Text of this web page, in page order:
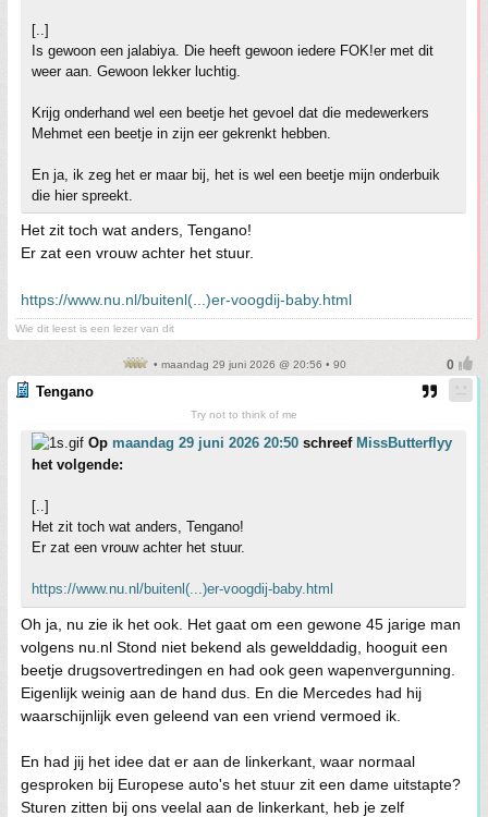
[..]
Is gewoon een jalabiya. Die heeft gewoon iedere FOK!er met dit
weer aan. Gewoon lekker luchtig.
Krijg onderhand wel een beetje het gevoel dat die medewerkers
Mehmet een beetje in zijn eer gekrenkt hebben.
En ja, ik zeg het er maar bij, het is wel een beetje mijn onderbuik
die hier spreekt.
Het zit toch wat anders, Tengano!
Er zat een vrouw achter het stuur.
https://www.nu.nl/buitenl(...)er-voogdij-baby.html
Wie dit leest is een lezer van dit
• maandag 29 juni 2026 @ 20:56 • 90
Tengano
Try not to think of me
Op maandag 29 juni 2026 20:50 schreef MissButterflyy
het volgende:
[..]
Het zit toch wat anders, Tengano!
Er zat een vrouw achter het stuur.
https://www.nu.nl/buitenl(...)er-voogdij-baby.html
Oh ja, nu zie ik het ook. Het gaat om een gewone 45 jarige man
volgens nu.nl Stond niet bekend als gewelddadig, hooguit een
beetje drugsovertredingen en had ook geen wapenvergunning.
Eigenlijk weinig aan de hand dus. En die Mercedes had hij
waarschijnlijk even geleend van een vriend vermoed ik.
En had jij het idee dat er aan de linkerkant, waar normaal
gesproken bij Europese auto's het stuur zit een dame uitstapte?
Sturen zitten bij ons veelal aan de linkerkant, heb je zelf